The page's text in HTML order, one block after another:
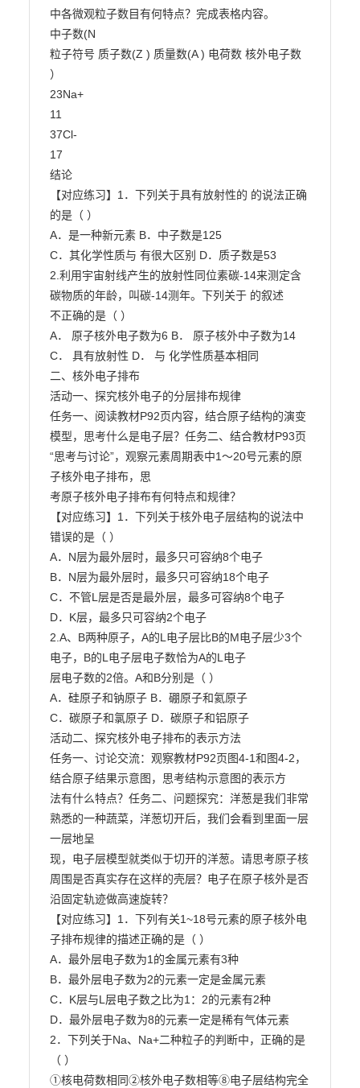
中各微观粒子数目有何特点？完成表格内容。
中子数(N
粒子符号 质子数(Z ) 质量数(A ) 电荷数 核外电子数
）
23Na+
11
37Cl-
17
结论
【对应练习】1．下列关于具有放射性的 的说法正确
的是（ ）
A．是一种新元素 B．中子数是125
C．其化学性质与 有很大区别 D．质子数是53
2.利用宇宙射线产生的放射性同位素碳-14来测定含
碳物质的年龄，叫碳-14测年。下列关于 的叙述
不正确的是（ ）
A． 原子核外电子数为6 B． 原子核外中子数为14
C． 具有放射性 D． 与 化学性质基本相同
二、核外电子排布
活动一、探究核外电子的分层排布规律
任务一、阅读教材P92页内容，结合原子结构的演变
模型，思考什么是电子层？任务二、结合教材P93页
“思考与讨论”，观察元素周期表中1～20号元素的原
子核外电子排布，思
考原子核外电子排布有何特点和规律？
【对应练习】1．下列关于核外电子层结构的说法中
错误的是（ ）
A．N层为最外层时，最多只可容纳8个电子
B．N层为最外层时，最多只可容纳18个电子
C．不管L层是否是最外层，最多可容纳8个电子
D．K层，最多只可容纳2个电子
2.A、B两种原子，A的L电子层比B的M电子层少3个
电子，B的L电子层电子数恰为A的L电子
层电子数的2倍。A和B分别是（ ）
A．硅原子和钠原子 B．硼原子和氦原子
C．碳原子和氯原子 D．碳原子和铝原子
活动二、探究核外电子排布的表示方法
任务一、讨论交流：观察教材P92页图4-1和图4-2，
结合原子结果示意图，思考结构示意图的表示方
法有什么特点？任务二、问题探究：洋葱是我们非常
熟悉的一种蔬菜，洋葱切开后，我们会看到里面一层
一层地呈
现，电子层模型就类似于切开的洋葱。请思考原子核
周围是否真实存在这样的壳层？电子在原子核外是否
沿固定轨迹做高速旋转？
【对应练习】1．下列有关1~18号元素的原子核外电
子排布规律的描述正确的是（ ）
A．最外层电子数为1的金属元素有3种
B．最外层电子数为2的元素一定是金属元素
C．K层与L层电子数之比为1：2的元素有2种
D．最外层电子数为8的元素一定是稀有气体元素
2．下列关于Na、Na+二种粒子的判断中，正确的是
（ ）
①核电荷数相同②核外电子数相等⑧电子层结构完全